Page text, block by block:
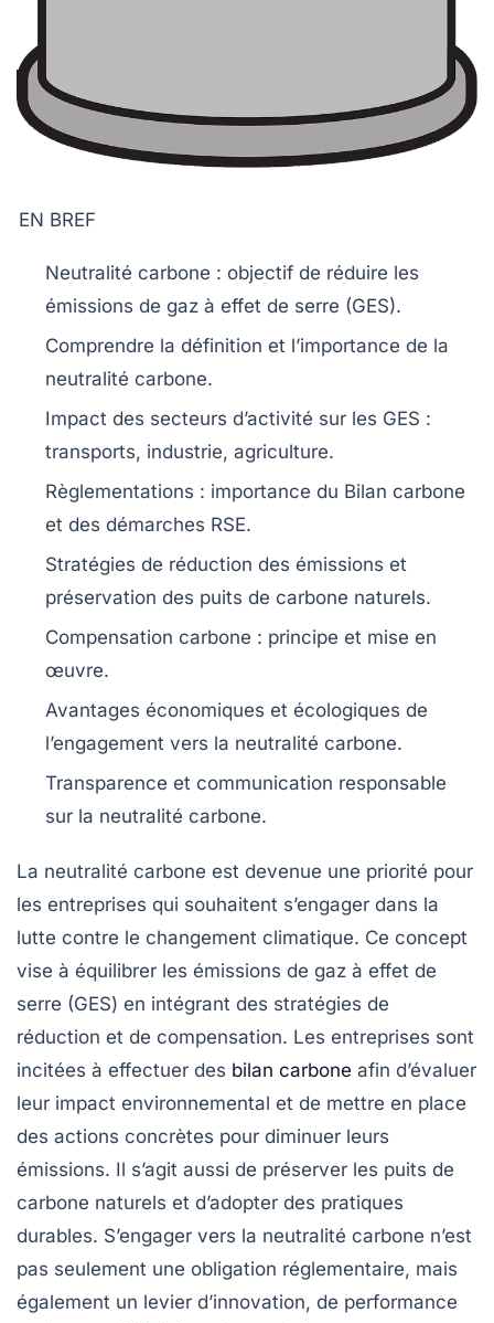
EN BREF
Neutralité carbone : objectif de réduire les
émissions de gaz à effet de serre (GES).
Comprendre la définition et l’importance de la
neutralité carbone.
Impact des secteurs d’activité sur les GES :
transports, industrie, agriculture.
Règlementations : importance du Bilan carbone
et des démarches RSE.
Stratégies de réduction des émissions et
préservation des puits de carbone naturels.
Compensation carbone : principe et mise en
œuvre.
Avantages économiques et écologiques de
l’engagement vers la neutralité carbone.
Transparence et communication responsable
sur la neutralité carbone.
La neutralité carbone est devenue une priorité pour
les entreprises qui souhaitent s’engager dans la
lutte contre le changement climatique. Ce concept
vise à équilibrer les émissions de gaz à effet de
serre (GES) en intégrant des stratégies de
réduction et de compensation. Les entreprises sont
incitées à effectuer des bilan carbone afin d’évaluer
leur impact environnemental et de mettre en place
des actions concrètes pour diminuer leurs
émissions. Il s’agit aussi de préserver les puits de
carbone naturels et d’adopter des pratiques
durables. S’engager vers la neutralité carbone n’est
pas seulement une obligation réglementaire, mais
également un levier d’innovation, de performance